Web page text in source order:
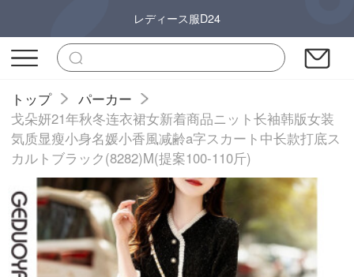
レディース服D24
トップ
パーカー
戈朵妍21年秋冬连衣裙女新着商品ニット长袖韩版女装
気质显瘦小身名媛小香風减齢a字スカート中长款打底ス
カルトブラック(8282)M(提案100-110斤)